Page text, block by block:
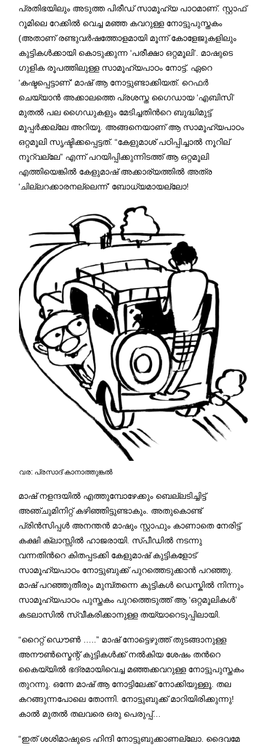
പ്രതിഭയിലും അടുത്ത പിരീഡ് സാമൂഹ്യ പാഠമാണ്. സ്റ്റാഫ്
റൂമിലെ റേക്കിൽ വെച്ച മഞ്ഞ കവറുള്ള നോട്ടുപുസ്തകം
(അതാണ് രണ്ടുവർഷത്തോളമായി മൂന്ന് കോളേജുകളിലും
കുട്ടികൾക്കായി കൊടുക്കുന്ന ‘പരീക്ഷാ ഒറ്റമൂലി’. മാഷുടെ
ഗുളിക രൂപത്തിലുള്ള സാമൂഹ്യപാഠം നോട്ട്. ഏറെ
‘കഷ്ടപ്പെട്ടാണ്’ മാഷ് ആ നോട്ടുണ്ടാക്കിയത്. റെഫർ
ചെയ്യാൻ അക്കാലത്തെ പ്രശസ്ത ഗൈഡായ ‘എബിസി’
മുതൽ പല ഗൈഡുകളും മേടിച്ചതിന്‍റെ ബുദ്ധിമുട്ട്
മൂപ്പർക്കല്ലേ അറിയൂ. അങ്ങനെയാണ് ആ സാമൂഹ്യപാഠം
ഒറ്റമൂലി സൃഷ്ടിക്കപ്പെട്ടത്. “കേളുമാശ് പഠിപ്പിച്ചാൽ നൂറില്
നൂറ്വല്ലേ” എന്ന് പറയിപ്പിക്കുന്നിടത്ത് ആ ഒറ്റമൂലി
എത്തിയെങ്കിൽ കേളുമാഷ് അക്കാര്യത്തിൽ അത്ര
‘ചില്ലറക്കാരനല്ലെന്ന്’ ബോധ്യമായല്ലോ!
വര: പ്രസാദ്‌ കാനാത്തുങ്കല്‍
മാഷ് നളന്ദയിൽ എത്തുമ്പോഴേക്കും ബെല്ലടിച്ചിട്ട്
അഞ്ചുമിനിറ്റ് കഴിഞ്ഞിട്ടുണ്ടാകും. അതുകൊണ്ട്
പ്രിൻസിപ്പൾ അനന്തൻ മാഷും സ്റ്റാഫും കാണാതെ നേരിട്ട്
കക്ഷി ക്ലാസ്സിൽ ഹാജരായി. സ്പീഡിൽ നടന്നു
വന്നതിന്‍റെ കിതപ്പടക്കി കേളുമാഷ് കുട്ടികളോട്
സാമൂഹ്യപാഠം നോട്ടുബുക്ക്‌ പുറത്തെടുക്കാൻ പറഞ്ഞു.
മാഷ് പറഞ്ഞുതീരും മുമ്പ്തന്നെ കുട്ടികൾ ഡെസ്കിൽ നിന്നും
സാമൂഹ്യപാഠം പുസ്തകം പുറത്തെടുത്ത് ആ ‘ഒറ്റമൂലികൾ’
കടലാസിൽ സ്വീകരിക്കാനുള്ള തയ്യാറെടുപ്പിലായി.
“റൈറ്റ് ഡൌൺ …..” മാഷ് നോട്ടെഴുത്ത് തുടങ്ങാനുള്ള
അനൗൺസ്മെന്റ് കുട്ടികൾക്ക് നൽകിയ ശേഷം തന്‍റെ
കൈയ്യിൽ ഭദ്രമായിവെച്ച മഞ്ഞക്കവറുള്ള നോട്ടുപുസ്തകം
തുറന്നു. ഒന്നേ മാഷ് ആ നോട്ടിലേക്ക് നോക്കിയുള്ളൂ. തല
കറങ്ങുന്നപോലെ തോന്നി. നോട്ടുബുക്ക്‌ മാറിയിരിക്കുന്നു!
കാൽ മുതൽ തലവരെ ഒരു പെരുപ്പ്…
“ഇത് ശശിമാഷുടെ ഹിന്ദി നോട്ടുബുക്കാണല്ലോ. ദൈവമേ